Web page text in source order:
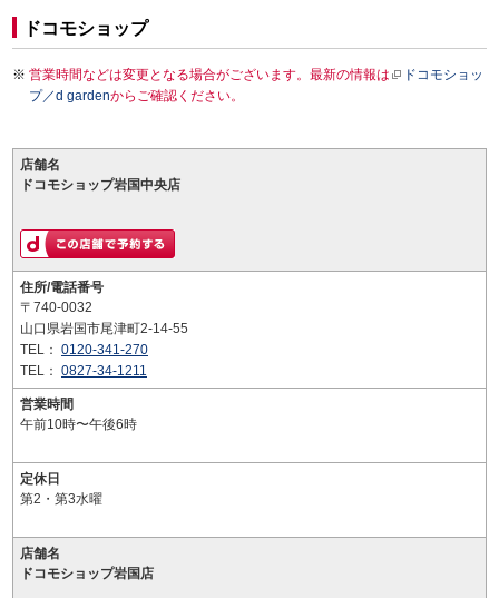
ドコモショップ
営業時間などは変更となる場合がございます。最新の情報は
ドコモショッ
プ／d gardenからご確認ください。
店舗名
ドコモショップ岩国中央店
住所/電話番号
〒740-0032
山口県岩国市尾津町2-14-55
TEL： 0120-341-270
TEL： 0827-34-1211
営業時間
午前10時〜午後6時
定休日
第2・第3水曜
店舗名
ドコモショップ岩国店